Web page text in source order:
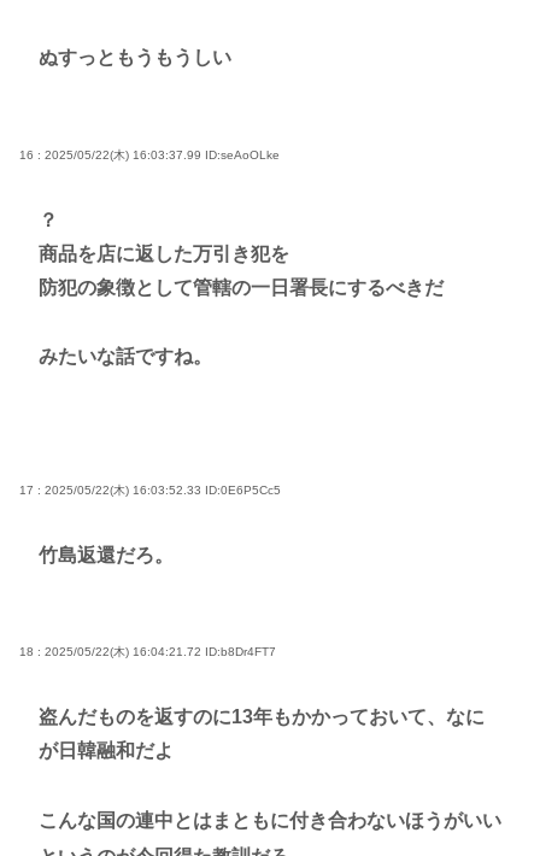
ぬすっともうもうしい
16 : 2025/05/22(木) 16:03:37.99 ID:seAoOLke
？
商品を店に返した万引き犯を
防犯の象徴として管轄の一日署長にするべきだ
みたいな話ですね。
17 : 2025/05/22(木) 16:03:52.33 ID:0E6P5Cc5
竹島返還だろ。
18 : 2025/05/22(木) 16:04:21.72 ID:b8Dr4FT7
盗んだものを返すのに13年もかかっておいて、なに
が日韓融和だよ
こんな国の連中とはまともに付き合わないほうがいい